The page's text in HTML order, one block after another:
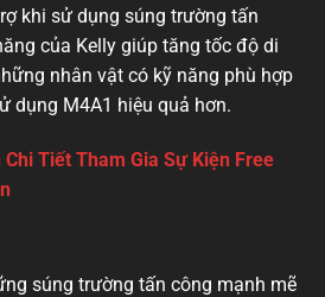
khi sử dụng súng trường tấn
của Kelly giúp tăng tốc độ di
nhân vật có kỹ năng phù hợp
dụng M4A1 hiệu quả hơn.
Chi Tiết Tham Gia Sự Kiện Free
súng trường tấn công mạnh mẽ